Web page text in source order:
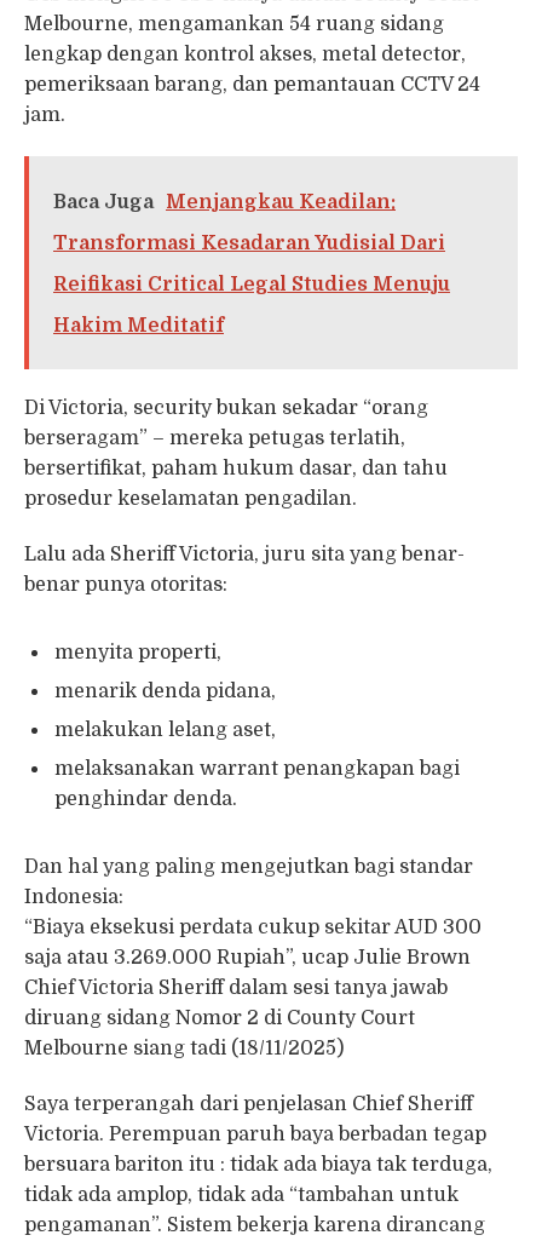
Melbourne, mengamankan 54 ruang sidang
lengkap dengan kontrol akses, metal detector,
pemeriksaan barang, dan pemantauan CCTV 24
jam.
Baca Juga
Menjangkau Keadilan:
Transformasi Kesadaran Yudisial Dari
Reifikasi Critical Legal Studies Menuju
Hakim Meditatif
Di Victoria, security bukan sekadar “orang
berseragam” – mereka petugas terlatih,
bersertifikat, paham hukum dasar, dan tahu
prosedur keselamatan pengadilan.
Lalu ada Sheriff Victoria, juru sita yang benar-
benar punya otoritas:
menyita properti,
menarik denda pidana,
melakukan lelang aset,
melaksanakan warrant penangkapan bagi
penghindar denda.
Dan hal yang paling mengejutkan bagi standar
Indonesia:
“Biaya eksekusi perdata cukup sekitar AUD 300
saja atau 3.269.000 Rupiah”, ucap Julie Brown
Chief Victoria Sheriff dalam sesi tanya jawab
diruang sidang Nomor 2 di County Court
Melbourne siang tadi (18/11/2025)
Saya terperangah dari penjelasan Chief Sheriff
Victoria. Perempuan paruh baya berbadan tegap
bersuara bariton itu : tidak ada biaya tak terduga,
tidak ada amplop, tidak ada “tambahan untuk
pengamanan”. Sistem bekerja karena dirancang